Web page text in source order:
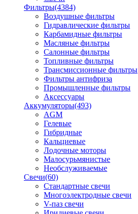
Фильтры(4384)
Воздушные фильтры
Гидравлические фильтры
Карбамидные фильтры
Масляные фильтры
Салонные фильтры
Топливные фильтры
Трансмиссионные фильтры
Фильтры антифриза
Промышленные фильтры
Аксессуары
Аккумуляторы(493)
AGM
Гелевые
Гибридные
Кальциевые
Лодочные моторы
Малосурьмянистые
Необслуживаемые
Свечи(60)
Стандартные свечи
Многоэлектродные свечи
V-паз свечи